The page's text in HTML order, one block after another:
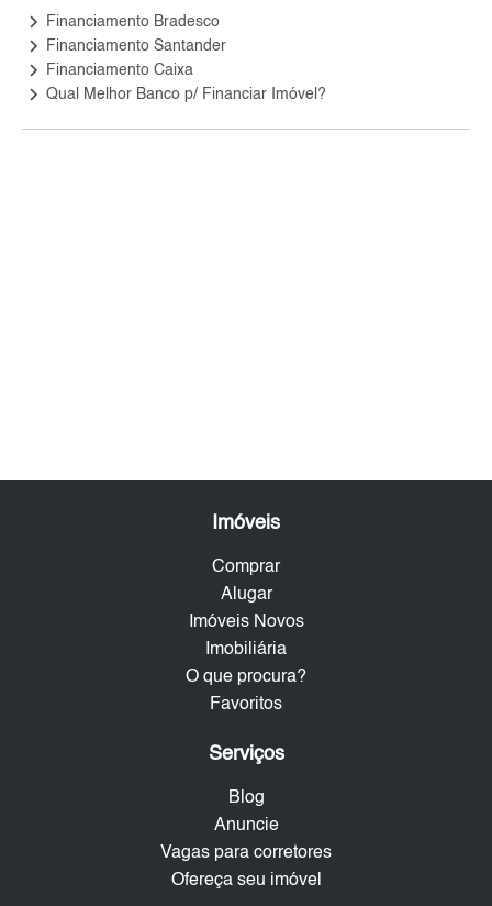
keyboard_arrow_right Financiamento Bradesco
keyboard_arrow_right Financiamento Santander
keyboard_arrow_right Financiamento Caixa
keyboard_arrow_right Qual Melhor Banco p/ Financiar Imóvel?
Imóveis
Comprar
Alugar
Imóveis Novos
Imobiliária
O que procura?
Favoritos
Serviços
Blog
Anuncie
Vagas para corretores
Ofereça seu imóvel